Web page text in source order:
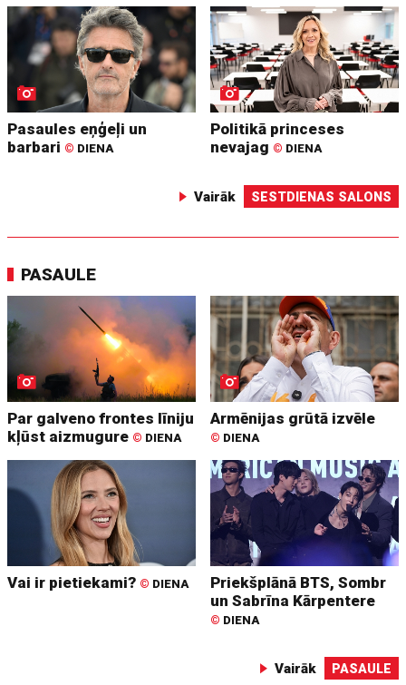
Pasaules eņģeļi un
barbari © DIENA
Politikā princeses
nevajag © DIENA
Vairāk SESTDIENAS SALONS
PASAULE
Par galveno frontes līniju
kļūst aizmugure © DIENA
Armēnijas grūtā izvēle
© DIENA
Vai ir pietiekami? © DIENA
Priekšplānā BTS, Sombr
un Sabrīna Kārpentere
© DIENA
Vairāk PASAULE